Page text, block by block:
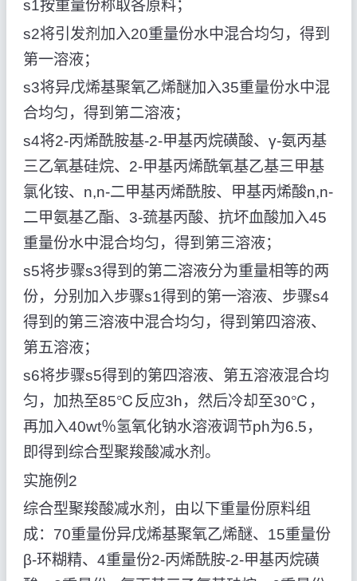
s1按重量份称取各原料；
s2将引发剂加入20重量份水中混合均匀，得到
第一溶液；
s3将异戊烯基聚氧乙烯醚加入35重量份水中混
合均匀，得到第二溶液；
s4将2-丙烯酰胺基-2-甲基丙烷磺酸、γ-氨丙基
三乙氧基硅烷、2-甲基丙烯酰氧基乙基三甲基
氯化铵、n,n-二甲基丙烯酰胺、甲基丙烯酸n,n-
二甲氨基乙酯、3-巯基丙酸、抗坏血酸加入45
重量份水中混合均匀，得到第三溶液；
s5将步骤s3得到的第二溶液分为重量相等的两
份，分别加入步骤s1得到的第一溶液、步骤s4
得到的第三溶液中混合均匀，得到第四溶液、
第五溶液；
s6将步骤s5得到的第四溶液、第五溶液混合均
匀，加热至85℃反应3h，然后冷却至30℃，
再加入40wt％氢氧化钠水溶液调节ph为6.5，
即得到综合型聚羧酸减水剂。
实施例2
综合型聚羧酸减水剂，由以下重量份原料组
成：70重量份异戊烯基聚氧乙烯醚、15重量份
β-环糊精、4重量份2-丙烯酰胺-2-甲基丙烷磺